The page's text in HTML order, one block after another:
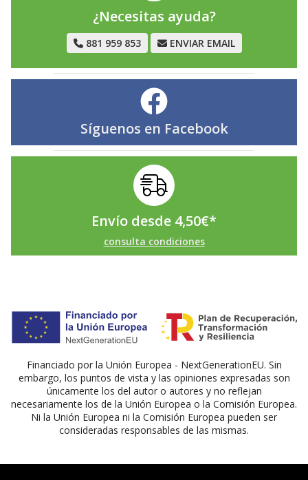
¿Necesitas ayuda?
881 959 853 ENVIAR EMAIL
Síguenos en Facebook
Envío desde 4,50€*
consulta condiciones
Financiado por la Unión Europea - NextGenerationEU. Sin
embargo, los puntos de vista y las opiniones expresadas son
únicamente los del autor o autores y no reflejan
necesariamente los de la Unión Europea o la Comisión Europea.
Ni la Unión Europea ni la Comisión Europea pueden ser
consideradas responsables de las mismas.